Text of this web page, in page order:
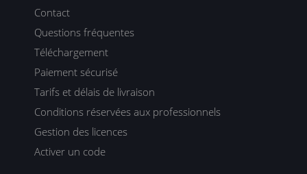
Contact
Questions fréquentes
Téléchargement
Paiement sécurisé
Tarifs et délais de livraison
Conditions réservées aux professionnels
Gestion des licences
Activer un code